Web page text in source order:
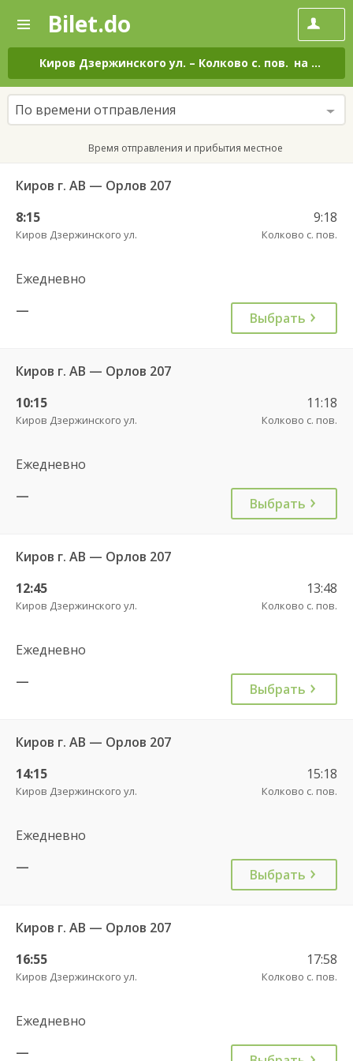
—
Поиск
и
покупка
билетов
на
автобус
онлайн
Bilet.do
Киров Дзержинского ул. – Колково с. пов. на все дни
По времени отправления
Время отправления и прибытия местное
Киров г. АВ — Орлов 207
8:15
Киров Дзержинского ул.
9:18
Колково с. пов.
Ежедневно
—
Выбрать
Киров г. АВ — Орлов 207
10:15
Киров Дзержинского ул.
11:18
Колково с. пов.
Ежедневно
—
Выбрать
Киров г. АВ — Орлов 207
12:45
Киров Дзержинского ул.
13:48
Колково с. пов.
Ежедневно
—
Выбрать
Киров г. АВ — Орлов 207
14:15
Киров Дзержинского ул.
15:18
Колково с. пов.
Ежедневно
—
Выбрать
Киров г. АВ — Орлов 207
16:55
Киров Дзержинского ул.
17:58
Колково с. пов.
Ежедневно
—